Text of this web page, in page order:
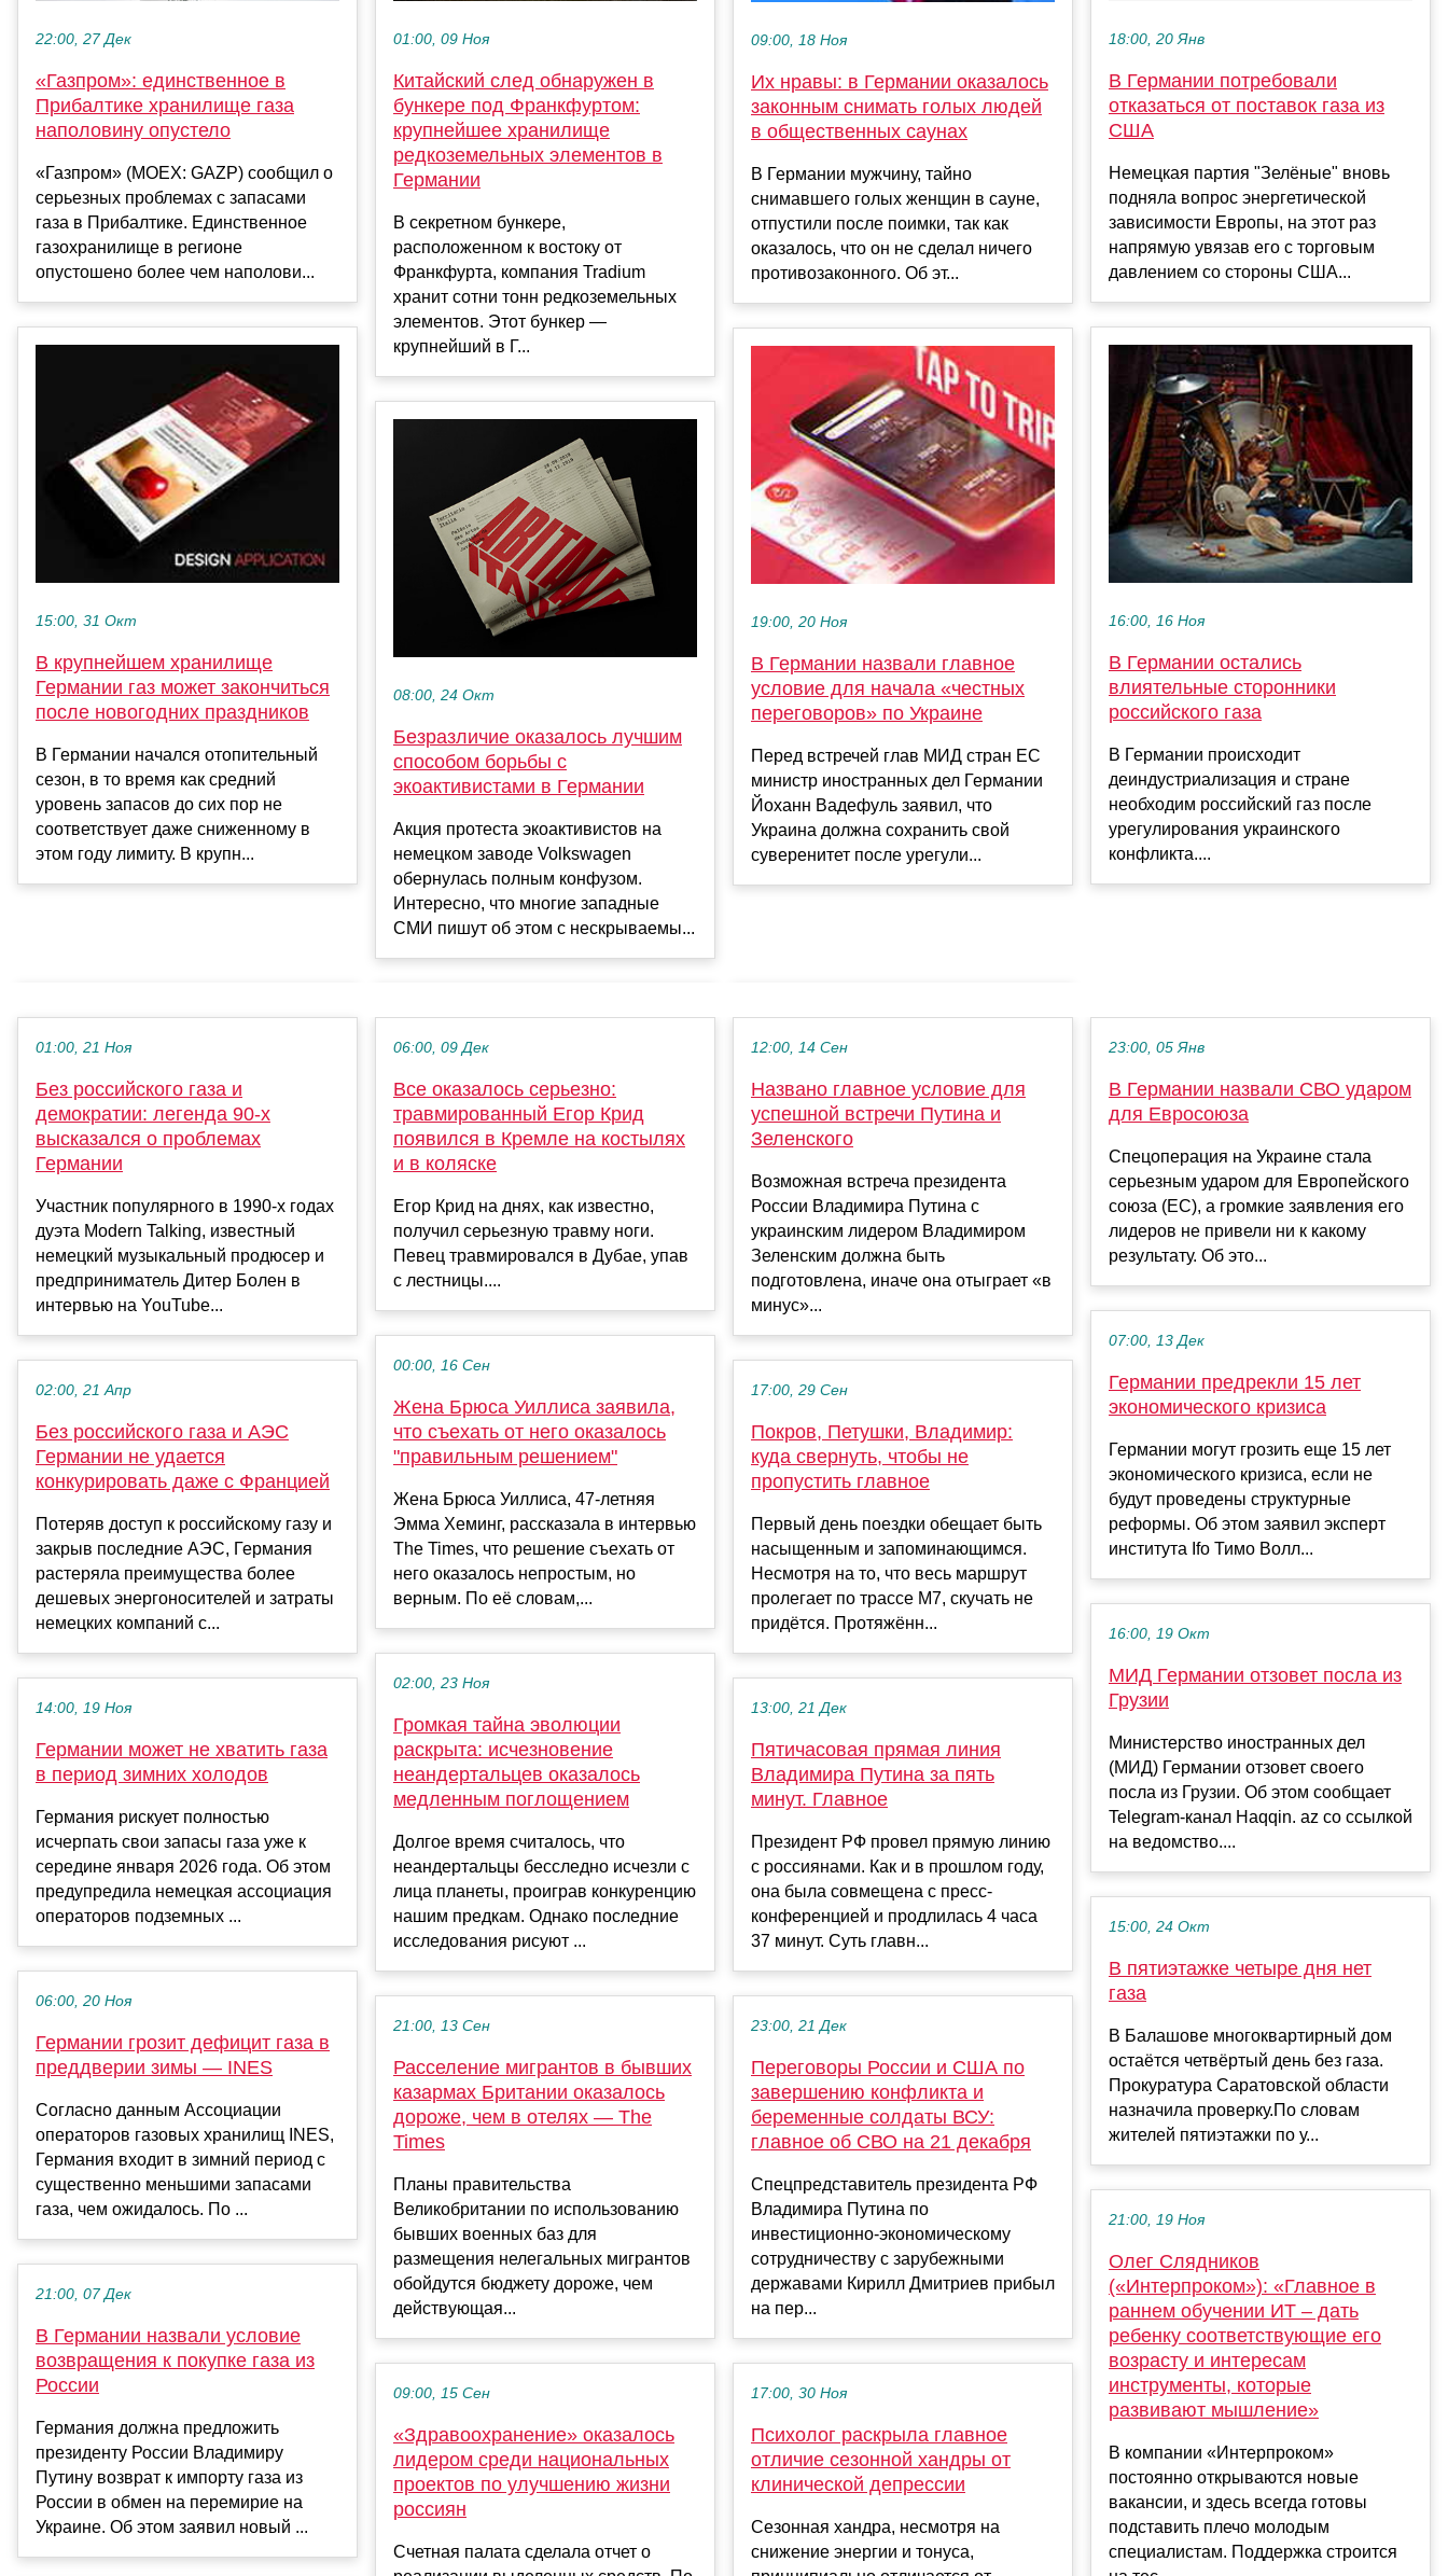
22:00, 27 Дек
«Газпром»: единственное в
Прибалтике хранилище газа
наполовину опустело
«Газпром» (MOEX: GAZP) сообщил о
серьезных проблемах с запасами
газа в Прибалтике. Единственное
газохранилище в регионе
опустошено более чем наполови...
15:00, 31 Окт
В крупнейшем хранилище
Германии газ может закончиться
после новогодних праздников
В Германии начался отопительный
сезон, в то время как средний
уровень запасов до сих пор не
соответствует даже сниженному в
этом году лимиту. В крупн...
01:00, 09 Ноя
Китайский след обнаружен в
бункере под Франкфуртом:
крупнейшее хранилище
редкоземельных элементов в
Германии
В секретном бункере,
расположенном к востоку от
Франкфурта, компания Tradium
хранит сотни тонн редкоземельных
элементов. Этот бункер —
крупнейший в Г...
08:00, 24 Окт
Безразличие оказалось лучшим
способом борьбы с
экоактивистами в Германии
Акция протеста экоактивистов на
немецком заводе Volkswagen
обернулась полным конфузом.
Интересно, что многие западные
СМИ пишут об этом с нескрываемы...
09:00, 18 Ноя
Их нравы: в Германии оказалось
законным снимать голых людей
в общественных саунах
В Германии мужчину, тайно
снимавшего голых женщин в сауне,
отпустили после поимки, так как
оказалось, что он не сделал ничего
противозаконного. Об эт...
19:00, 20 Ноя
В Германии назвали главное
условие для начала «честных
переговоров» по Украине
Перед встречей глав МИД стран ЕС
министр иностранных дел Германии
Йоханн Вадефуль заявил, что
Украина должна сохранить свой
суверенитет после урегули...
18:00, 20 Янв
В Германии потребовали
отказаться от поставок газа из
США
Немецкая партия "Зелёные" вновь
подняла вопрос энергетической
зависимости Европы, на этот раз
напрямую увязав его с торговым
давлением со стороны США...
16:00, 16 Ноя
В Германии остались
влиятельные сторонники
российского газа
В Германии происходит
деиндустриализация и стране
необходим российский газ после
урегулирования украинского
конфликта....
01:00, 21 Ноя
Без российского газа и
демократии: легенда 90-х
высказался о проблемах
Германии
Участник популярного в 1990-х годах
дуэта Modern Talking, известный
немецкий музыкальный продюсер и
предприниматель Дитер Болен в
интервью на YouTube...
02:00, 21 Апр
Без российского газа и АЭС
Германии не удается
конкурировать даже с Францией
Потеряв доступ к российскому газу и
закрыв последние АЭС, Германия
растеряла преимущества более
дешевых энергоносителей и затраты
немецких компаний с...
14:00, 19 Ноя
Германии может не хватить газа
в период зимних холодов
Германия рискует полностью
исчерпать свои запасы газа уже к
середине января 2026 года. Об этом
предупредила немецкая ассоциация
операторов подземных ...
06:00, 20 Ноя
Германии грозит дефицит газа в
преддверии зимы — INES
Согласно данным Ассоциации
операторов газовых хранилищ INES,
Германия входит в зимний период с
существенно меньшими запасами
газа, чем ожидалось. По ...
21:00, 07 Дек
В Германии назвали условие
возвращения к покупке газа из
России
Германия должна предложить
президенту России Владимиру
Путину возврат к импорту газа из
России в обмен на перемирие на
Украине. Об этом заявил новый ...
06:00, 09 Дек
Все оказалось серьезно:
травмированный Егор Крид
появился в Кремле на костылях
и в коляске
Егор Крид на днях, как известно,
получил серьезную травму ноги.
Певец травмировался в Дубае, упав
с лестницы....
00:00, 16 Сен
Жена Брюса Уиллиса заявила,
что съехать от него оказалось
"правильным решением"
Жена Брюса Уиллиса, 47-летняя
Эмма Хеминг, рассказала в интервью
The Times, что решение съехать от
него оказалось непростым, но
верным. По её словам,...
02:00, 23 Ноя
Громкая тайна эволюции
раскрыта: исчезновение
неандертальцев оказалось
медленным поглощением
Долгое время считалось, что
неандертальцы бесследно исчезли с
лица планеты, проиграв конкуренцию
нашим предкам. Однако последние
исследования рисуют ...
21:00, 13 Сен
Расселение мигрантов в бывших
казармах Британии оказалось
дороже, чем в отелях — The
Times
Планы правительства
Великобритании по использованию
бывших военных баз для
размещения нелегальных мигрантов
обойдутся бюджету дороже, чем
действующая...
09:00, 15 Сен
«Здравоохранение» оказалось
лидером среди национальных
проектов по улучшению жизни
россиян
Счетная палата сделала отчет о
12:00, 14 Сен
Названо главное условие для
успешной встречи Путина и
Зеленского
Возможная встреча президента
России Владимира Путина с
украинским лидером Владимиром
Зеленским должна быть
подготовлена, иначе она отыграет «в
минус»...
17:00, 29 Сен
Покров, Петушки, Владимир:
куда свернуть, чтобы не
пропустить главное
Первый день поездки обещает быть
насыщенным и запоминающимся.
Несмотря на то, что весь маршрут
пролегает по трассе М7, скучать не
придётся. Протяжённ...
13:00, 21 Дек
Пятичасовая прямая линия
Владимира Путина за пять
минут. Главное
Президент РФ провел прямую линию
с россиянами. Как и в прошлом году,
она была совмещена с пресс-
конференцией и продлилась 4 часа
37 минут. Суть главн...
23:00, 21 Дек
Переговоры России и США по
завершению конфликта и
беременные солдаты ВСУ:
главное об СВО на 21 декабря
Спецпредставитель президента РФ
Владимира Путина по
инвестиционно-экономическому
сотрудничеству с зарубежными
державами Кирилл Дмитриев прибыл
на пер...
17:00, 30 Ноя
Психолог раскрыла главное
отличие сезонной хандры от
клинической депрессии
Сезонная хандра, несмотря на
снижение энергии и тонуса,
23:00, 05 Янв
В Германии назвали СВО ударом
для Евросоюза
Спецоперация на Украине стала
серьезным ударом для Европейского
союза (ЕС), а громкие заявления его
лидеров не привели ни к какому
результату. Об это...
07:00, 13 Дек
Германии предрекли 15 лет
экономического кризиса
Германии могут грозить еще 15 лет
экономического кризиса, если не
будут проведены структурные
реформы. Об этом заявил эксперт
института Ifo Тимо Волл...
16:00, 19 Окт
МИД Германии отзовет посла из
Грузии
Министерство иностранных дел
(МИД) Германии отзовет своего
посла из Грузии. Об этом сообщает
Telegram-канал Haqqin. az со ссылкой
на ведомство....
15:00, 24 Окт
В пятиэтажке четыре дня нет
газа
В Балашове многоквартирный дом
остаётся четвёртый день без газа.
Прокуратура Саратовской области
назначила проверку.По словам
жителей пятиэтажки по у...
21:00, 19 Ноя
Олег Слядников
(«Интерпроком»): «Главное в
раннем обучении ИТ – дать
ребенку соответствующие его
возрасту и интересам
инструменты, которые
развивают мышление»
В компании «Интерпроком»
постоянно открываются новые
вакансии, и здесь всегда готовы
подставить плечо молодым
специалистам. Поддержка строится